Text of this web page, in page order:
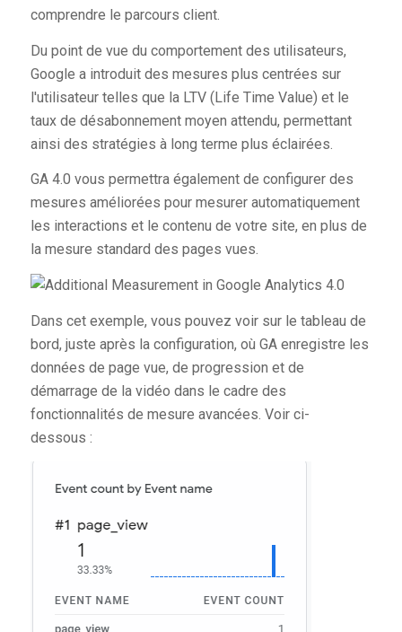
comprendre le parcours client.
Du point de vue du comportement des utilisateurs,
Google a introduit des mesures plus centrées sur
l'utilisateur telles que la LTV (Life Time Value) et le
taux de désabonnement moyen attendu, permettant
ainsi des stratégies à long terme plus éclairées.
GA 4.0 vous permettra également de configurer des
mesures améliorées pour mesurer automatiquement
les interactions et le contenu de votre site, en plus de
la mesure standard des pages vues.
Dans cet exemple, vous pouvez voir sur le tableau de
bord, juste après la configuration, où GA enregistre les
données de page vue, de progression et de
démarrage de la vidéo dans le cadre des
fonctionnalités de mesure avancées. Voir ci-
dessous :